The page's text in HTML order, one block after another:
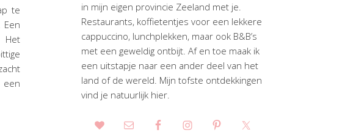
te
Een
Het
een
in mijn eigen provincie Zeeland met je.
Restaurants, koffietentjes voor een lekkere
cappuccino, lunchplekken, maar ook B&B’s
met een geweldig ontbijt. Af en toe maak ik
een uitstapje naar een ander deel van het
land of de wereld. Mijn tofste ontdekkingen
vind je natuurlijk hier.